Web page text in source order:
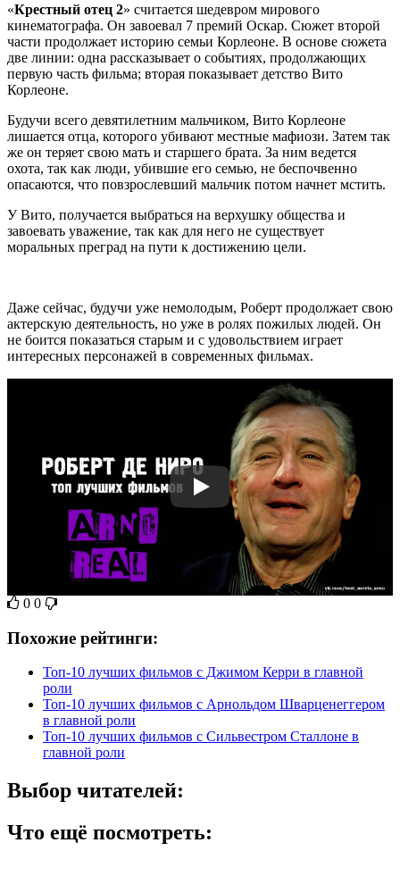
«Крестный отец 2» считается шедевром мирового
кинематографа. Он завоевал 7 премий Оскар. Сюжет второй
части продолжает историю семьи Корлеоне. В основе сюжета
две линии: одна рассказывает о событиях, продолжающих
первую часть фильма; вторая показывает детство Вито
Корлеоне.
Будучи всего девятилетним мальчиком, Вито Корлеоне
лишается отца, которого убивают местные мафиози. Затем так
же он теряет свою мать и старшего брата. За ним ведется
охота, так как люди, убившие его семью, не беспочвенно
опасаются, что повзрослевший мальчик потом начнет мстить.
У Вито, получается выбраться на верхушку общества и
завоевать уважение, так как для него не существует
моральных преград на пути к достижению цели.
Даже сейчас, будучи уже немолодым, Роберт продолжает свою
актерскую деятельность, но уже в ролях пожилых людей. Он
не боится показаться старым и с удовольствием играет
интересных персонажей в современных фильмах.
0 0
Похожие рейтинги:
Топ-10 лучших фильмов с Джимом Керри в главной
роли
Топ-10 лучших фильмов с Арнольдом Шварценеггером
в главной роли
Топ-10 лучших фильмов с Сильвестром Сталлоне в
главной роли
Выбор читателей:
Что ещё посмотреть: